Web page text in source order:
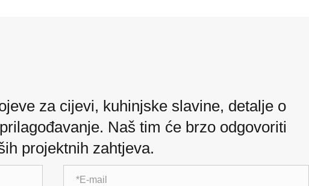
za cijevi, kuhinjske slavine, detalje o
Naš tim će brzo odgovoriti
projektnih zahtjeva.